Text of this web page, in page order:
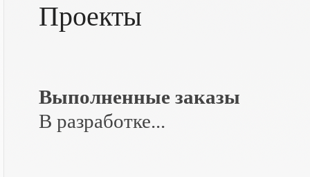
Проекты
Выполненные заказы
В разработке...